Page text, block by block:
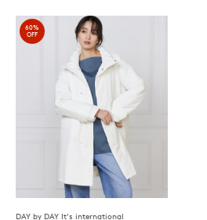
60%
OFF
DAY by DAY It's international